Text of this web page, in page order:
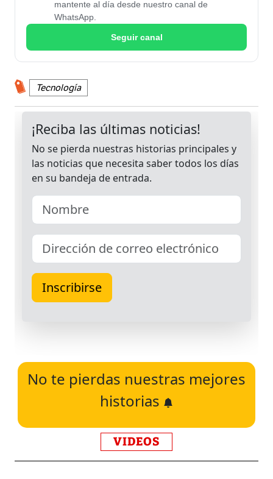
mantente al día desde nuestro canal de
WhatsApp.
Seguir canal
Tecnología
No te pierdas nuestras mejores
historias
VIDEOS